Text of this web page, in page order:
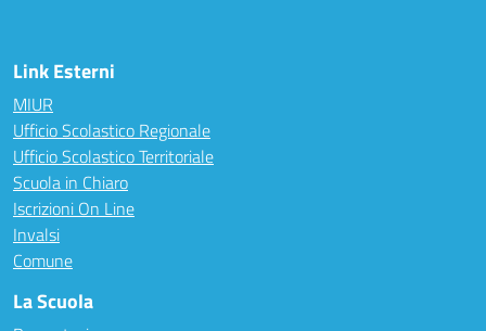
Link Esterni
MIUR
Ufficio Scolastico Regionale
Ufficio Scolastico Territoriale
Scuola in Chiaro
Iscrizioni On Line
Invalsi
Comune
La Scuola